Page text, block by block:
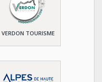
VERDON TOURISME